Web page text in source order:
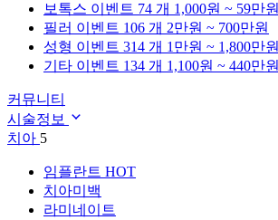
보톡스 이벤트 74 개 1,000원 ~ 59만원
필러 이벤트 106 개 2만원 ~ 700만원
성형 이벤트 314 개 1만원 ~ 1,800만원
기타 이벤트 134 개 1,100원 ~ 440만원
커뮤니티
시술정보
치아 5
임플란트 HOT
치아미백
라미네이트